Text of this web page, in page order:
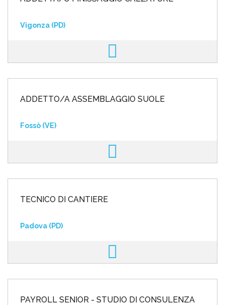
Vigonza (PD)
ADDETTO/A ASSEMBLAGGIO SUOLE
Fossò (VE)
TECNICO DI CANTIERE
Padova (PD)
PAYROLL SENIOR - STUDIO DI CONSULENZA